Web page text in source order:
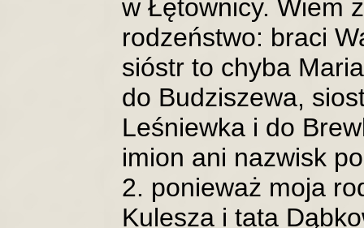
w Łętownicy. Wiem
rodzeństwo: braci
sióstr to chyba
do Budziszewa,
Leśniewka i do
imion ani nazwisk
2. ponieważ moja
Kulesza i tata